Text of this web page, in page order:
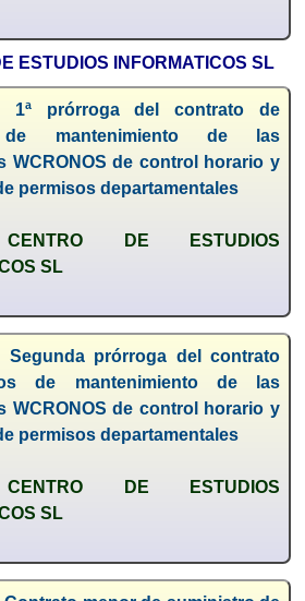
ESTUDIOS INFORMATICOS SL
1ª prórroga del contrato de
de mantenimiento de las
WCRONOS de control horario y
permisos departamentales
DE ESTUDIOS
SL
Segunda prórroga del contrato
de mantenimiento de las
WCRONOS de control horario y
permisos departamentales
DE ESTUDIOS
SL